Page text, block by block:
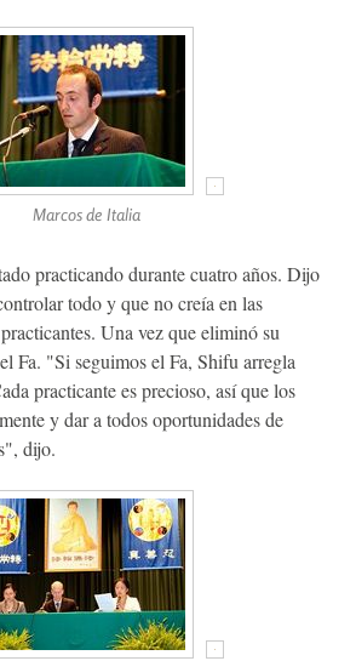
Marcos de Italia
practicando durante cuatro años. Dijo
todo y que no creía en las
Una vez que eliminó su
Fa. "Si seguimos el Fa, Shifu arregla
practicante es precioso, así que los
y dar a todos oportunidades de
dijo.